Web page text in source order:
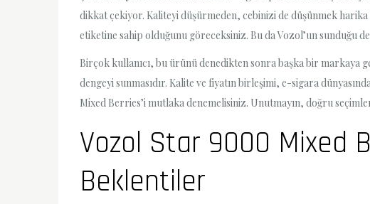
dikkat çekiyor. Kaliteyi düşürmeden, cebinizi de düşünmek
etiketine sahip olduğunu göreceksiniz. Bu da Vozol’un sunduğu
Birçok kullanıcı, bu ürünü denedikten sonra başka bir markaya
dengeyi sunmasıdır. Kalite ve fiyatın birleşimi, e-sigara
Mixed Berries’i mutlaka denemelisiniz. Unutmayın, doğru
Vozol Star 9000 Mixed
Beklentiler